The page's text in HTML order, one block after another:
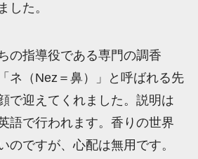
した。
の指導役である専門の調香
ネ（Nez＝鼻）」と呼ばれる先
で迎えてくれました。説明は
語で行われます。香りの世界
のですが、心配は無用です。